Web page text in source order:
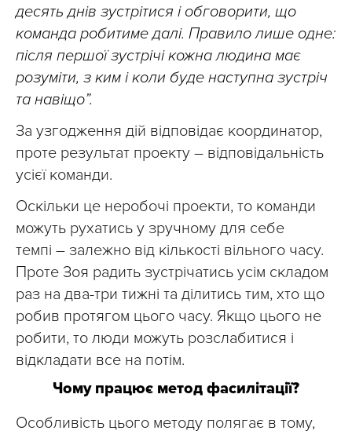
десять днів зустрітися і обговорити, що
команда робитиме далі. Правило лише одне:
після першої зустрічі кожна людина має
розуміти, з ким і коли буде наступна зустріч
та навіщо”.
За узгодження дій відповідає координатор,
проте результат проекту – відповідальність
усієї команди.
Оскільки це неробочі проекти, то команди
можуть рухатись у зручному для себе
темпі – залежно від кількості вільного часу.
Проте Зоя радить зустрічатись усім складом
раз на два-три тижні та ділитись тим, хто що
робив протягом цього часу. Якщо цього не
робити, то люди можуть розслабитися і
відкладати все на потім.
Чому працює метод фасилітації?
Особливість цього методу полягає в тому,